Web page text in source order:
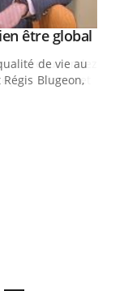
être global
de vie au
Blugeon,